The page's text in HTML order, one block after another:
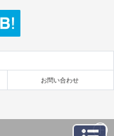
お問い合わせ